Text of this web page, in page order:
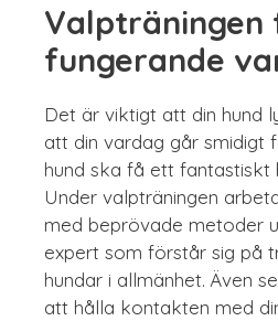
Valpträningen
fungerande
Det är viktigt att din hund
att din vardag går smidigt
hund ska få ett fantastiskt
Under valpträningen
med beprövade metoder
expert som förstår sig på
hundar i allmänhet. Även
att hålla kontakten med